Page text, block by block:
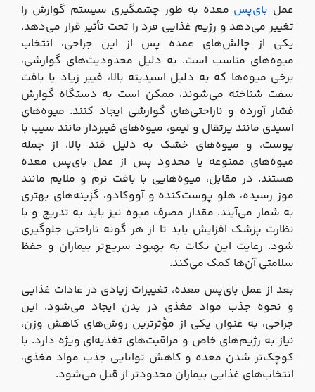
عملبای‌پسمعده به طور چشمگیری سیستم گوارش را
تغییر می‌دهد و رژیم غذایی فرد را تحت تأثیر قرار می‌دهد.
یکی از چالش‌های عمده پس از این جراحی، انتخاب
میوه‌های مناسب است. به دلیل محدودیت‌های گوارشی،
برخی میوه‌ها که به دلیل اسیدیته بالا، فیبر زیاد یا بافت
سفت شناخته می‌شوند، ممکن است به دستگاه گوارش
فشار آورده و ناراحتی‌های گوارشی ایجاد کنند. میوه‌های
اسیدی مانند پرتقال و لیمو، میوه‌های فیبردار مانند سیب با
پوست، و میوه‌های خشک به دلیل قند بالا، از جمله
میوه‌های ممنوعه یا محدود پس از عمل بای‌پس معده
هستند. در مقابل، میوه‌هایی با بافت نرم و ملایم مانند
موز رسیده، هلو پوست‌کنده و آووکادو، گزینه‌های بهتری
به شمار می‌آیند. مقدار مصرف میوه نیز باید به تدریج و با
نظارت پزشک افزایش یابد تا از هر گونه ناراحتی جلوگیری
شود. رعایت این نکات به بهبود سریع‌تر بیماران و حفظ
سلامتی آن‌ها کمک می‌کند.
بعد از عمل بای‌پس معده، تغییرات زیادی در عادات غذایی
و نحوه جذب مواد مغذی در بدن ایجاد می‌شود. این
جراحی، به عنوان یکی از مؤثرترین روش‌های کاهش وزن،
نیاز به رژیم‌های خاص و مراقبت‌های تغذیه‌ای ویژه دارد. با
کوچک‌تر شدن معده و کاهش توانایی جذب مواد مغذی،
انتخاب‌های غذایی بیماران محدودتر از قبل می‌شود.